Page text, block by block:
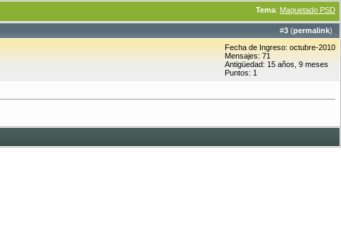
Tema: Maquetado PSD
#3 (permalink)
Fecha de Ingreso: octubre-2010
Mensajes: 71
Antigüedad: 15 años, 9 meses
Puntos: 1